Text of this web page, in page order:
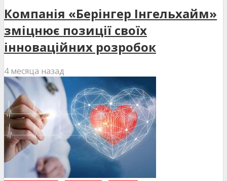
Компанія «Берінгер Інгельхайм»
зміцнює позиції своїх
інноваційних розробок
4 месяца назад